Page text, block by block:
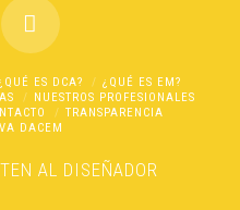
ES DCA?
¿QUÉ ES EM?
NUESTROS PROFESIONALES
TRANSPARENCIA
DACEM
AL DISEÑADOR